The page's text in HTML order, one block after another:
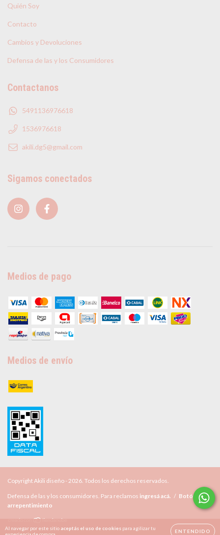
Al navegar por este sitio aceptás el uso de cookies para agilizar tu
ENTENDIDO
Quién Soy
Contacto
Cambios y Devoluciones
Defensa de las y los Consumidores
Contactanos
5491136976618
1536976618
akili.dg5@gmail.com
Sigamos conectados
Medios de pago
Medios de envío
Copyright Akili diseño - 2026. Todos los derechos reservados.
Defensa de las y los consumidores. Para reclamos ingresá acá. / Botón de
arrepentimiento